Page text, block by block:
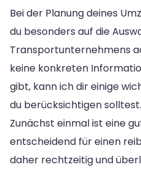
Bei der Planung deines
du besonders auf die
Transportunternehmens
keine konkreten
gibt, kann ich dir einige
du berücksichtigen solltest.
Zunächst einmal ist eine
entscheidend für einen
daher rechtzeitig und